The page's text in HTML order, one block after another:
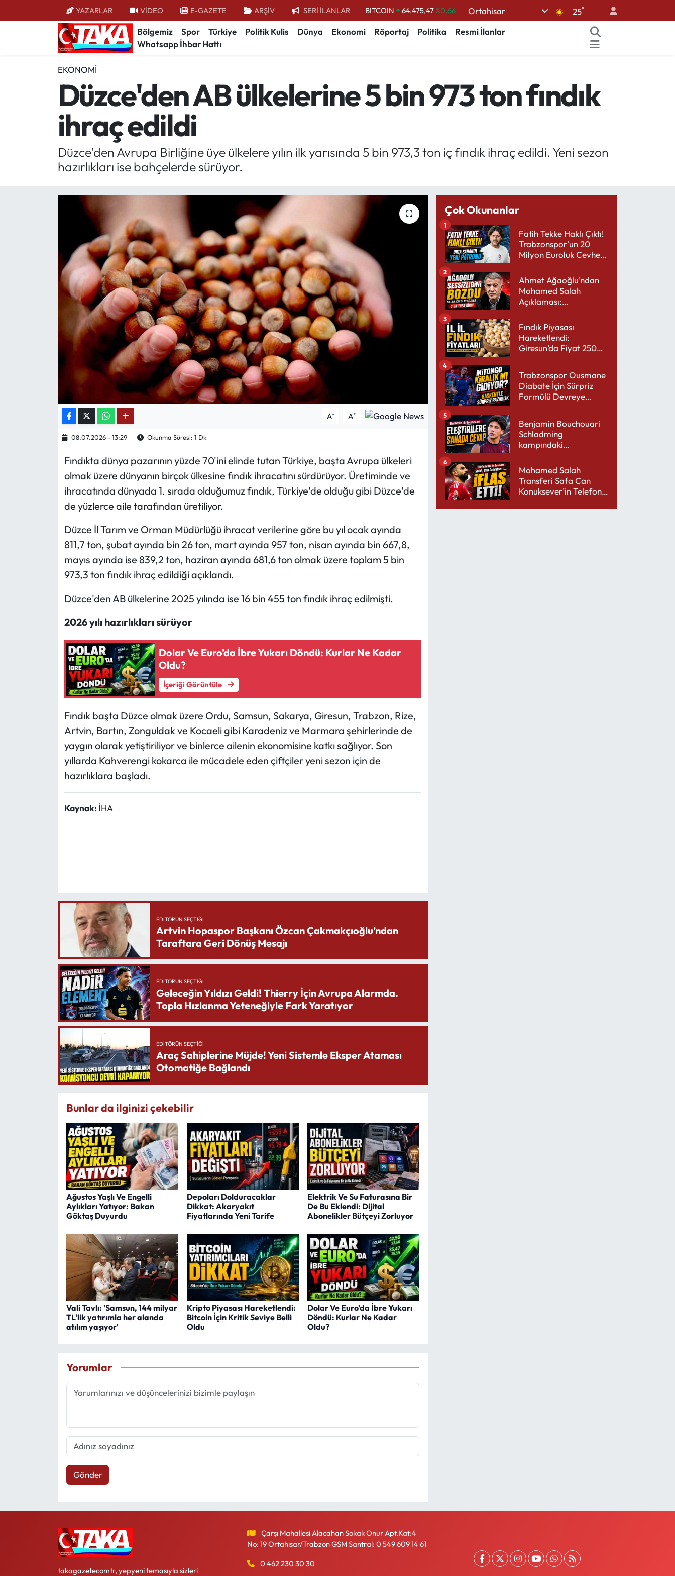
YAZARLAR VİDEO E-GAZETE ARŞİV SERİ İLANLAR
DOLAR
47,5971%0.05
EURO
BİST100 13.703 %0
Ortahisar 25°
Bölgemiz Spor Türkiye Politik Kulis Dünya Ekonomi Röportaj Politika
Resmi İlanlar
Whatsapp İhbar Hattı
EKONOMI
Düzce'den AB ülkelerine 5 bin 973 ton fındık
ihraç edildi
Düzce'den Avrupa Birliğine üye ülkelere yılın ilk yarısında 5 bin 973,3 ton iç fındık ihraç edildi. Yeni sezon
hazırlıkları ise bahçelerde sürüyor.
A- A+
08.07.2026 - 13:29 Okunma Süresi: 1 Dk
Fındıkta dünya pazarının yüzde 70'ini elinde tutan Türkiye, başta Avrupa ülkeleri
olmak üzere dünyanın birçok ülkesine fındık ihracatını sürdürüyor. Üretiminde ve
ihracatında dünyada 1. sırada olduğumuz fındık, Türkiye'de olduğu gibi Düzce'de
de yüzlerce aile tarafından üretiliyor.
Düzce İl Tarım ve Orman Müdürlüğü ihracat verilerine göre bu yıl ocak ayında
811,7 ton, şubat ayında bin 26 ton, mart ayında 957 ton, nisan ayında bin 667,8,
mayıs ayında ise 839,2 ton, haziran ayında 681,6 ton olmak üzere toplam 5 bin
973,3 ton fındık ihraç edildiği açıklandı.
Düzce'den AB ülkelerine 2025 yılında ise 16 bin 455 ton fındık ihraç edilmişti.
2026 yılı hazırlıkları sürüyor
Dolar Ve Euro’da İbre Yukarı Döndü: Kurlar Ne Kadar
Oldu?
İçeriği Görüntüle
Fındık başta Düzce olmak üzere Ordu, Samsun, Sakarya, Giresun, Trabzon, Rize,
Artvin, Bartın, Zonguldak ve Kocaeli gibi Karadeniz ve Marmara şehirlerinde de
yaygın olarak yetiştiriliyor ve binlerce ailenin ekonomisine katkı sağlıyor. Son
yıllarda Kahverengi kokarca ile mücadele eden çiftçiler yeni sezon için de
hazırlıklara başladı.
Kaynak: İHA
EDITÖRÜN SEÇTIĞI
Artvin Hopaspor Başkanı Özcan Çakmakçıoğlu’ndan
Taraftara Geri Dönüş Mesajı
EDITÖRÜN SEÇTIĞI
Geleceğin Yıldızı Geldi! Thierry İçin Avrupa Alarmda.
Topla Hızlanma Yeteneğiyle Fark Yaratıyor
EDITÖRÜN SEÇTIĞI
Araç Sahiplerine Müjde! Yeni Sistemle Eksper Ataması
Otomatiğe Bağlandı
Bunlar da ilginizi çekebilir
Ağustos Yaşlı Ve Engelli
Aylıkları Yatıyor: Bakan
Göktaş Duyurdu
Depoları Dolduracaklar
Dikkat: Akaryakıt
Fiyatlarında Yeni Tarife
Elektrik Ve Su Faturasına Bir
De Bu Eklendi: Dijital
Abonelikler Bütçeyi Zorluyor
Vali Tavlı: 'Samsun, 144 milyar
TL'lik yatırımla her alanda
atılım yaşıyor'
Kripto Piyasası Hareketlendi:
Bitcoin İçin Kritik Seviye Belli
Oldu
Dolar Ve Euro’da İbre Yukarı
Döndü: Kurlar Ne Kadar
Oldu?
Yorumlar
Gönder
Çok Okunanlar
Fatih Tekke Haklı Çıktı!
Trabzonspor'un 20
Milyon Euroluk Cevheri
1
Ahmet Ağaoğlu’ndan
Mohamed Salah
Açıklaması:
Yakışır
2
Fındık Piyasası
Hareketlendi:
Giresun’da Fiyat 250
3
Trabzonspor Ousmane
Diabate İçin Sürpriz
Formülü Devreye
4
Benjamin Bouchouari
Schladming
kampındaki
5
Mohamed Salah
Transferi Safa Can
Konuksever’in Telefon
6
takagazetecomtr, yepyeni temasıyla sizleri
Çarşı Mahallesi Alacahan Sokak Onur Apt.Kat:4
No: 19 Ortahisar/Trabzon GSM Santral: 0 549 609 14 61
0 462 230 30 30
Bölgemiz
Kültür/Sanat
Politik Kulis
Mektup Galeri
Röportaj
Köşe Yazıları
Karikatür Galeri
ASTROLOJİ
Spor Yazıları
Mektup Galeri
Trabzon Nöbetçi Eczaneler
Trabzon Hava Durumu
Trabzon Trafik Yoğunluk Haritası
Süper Lig Puan Durumu ve Fikstür
Son Dakika Haberleri